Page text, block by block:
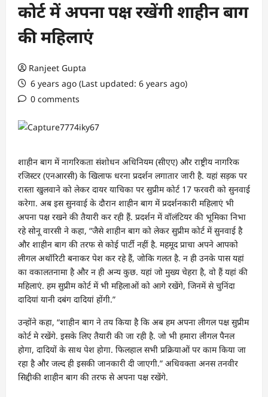
कोर्ट में अपना पक्ष रखेंगी शाहीन बाग
की महिलाएं
Ranjeet Gupta
6 years ago (Last updated: 6 years ago)
0 comments
शाहीन बाग में नागरिकता संशोधन अधिनियम (सीएए) और राष्ट्रीय नागरिक
रजिस्टर (एनआरसी) के खिलाफ धरना प्रदर्शन लगातार जारी है. यहां सड़क पर
रास्ता खुलवाने को लेकर दायर याचिका पर सुप्रीम कोर्ट 17 फरवरी को सुनवाई
करेगा. अब इस सुनवाई के दौरान शाहीन बाग में प्रदर्शनकारी महिलाएं भी
अपना पक्ष रखने की तैयारी कर रही हैं. प्रदर्शन में वॉलंटियर की भूमिका निभा
रहे सोनू वारसी ने कहा, “जैसे शाहीन बाग को लेकर सुप्रीम कोर्ट में सुनवाई है
और शाहीन बाग की तरफ से कोई पार्टी नहीं है. महमूद प्राचा अपने आपको
लीगल अथॉरिटी बनाकर पेश कर रहे हैं, जोकि गलत है. न ही उनके पास यहां
का वकालतनामा है और न ही अन्य कुछ. यहां जो मुख्य चेहरा है, वो हैं यहां की
महिलाएं. हम सुप्रीम कोर्ट में भी महिलाओं को आगे रखेंगे, जिनमें से चुनिंदा
दादियां यानी दबंग दादियां होंगी.”
उन्होंने कहा, “शाहीन बाग ने तय किया है कि अब हम अपना लीगल पक्ष सुप्रीम
कोर्ट मे रखेंगे. इसके लिए तैयारी की जा रही है. जो भी हमारा लीगल पैनल
होगा, दादियों के साथ पेश होगा. फिलहाल सभी प्रक्रियाओं पर काम किया जा
रहा है और जल्द ही इसकी जानकारी दी जाएगी.” अधिवक्ता अनस तनवीर
सिद्दीकी शाहीन बाग की तरफ से अपना पक्ष रखेंगे.